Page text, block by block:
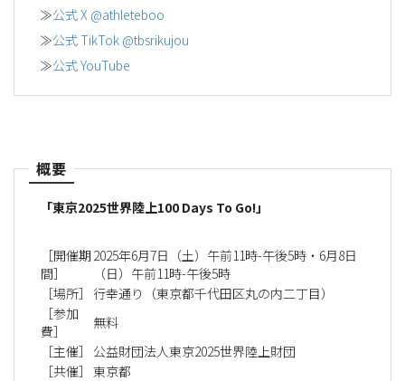
≫公式 X @athleteboo
≫公式 TikTok @tbsrikujou
≫公式 YouTube
概要
「東京2025世界陸上100 Days To Go!」
［開催期
間］
2025年6月7日（土）午前11時-午後5時・6月8日
（日）午前11時-午後5時
［場所］ 行幸通り（東京都千代田区丸の内二丁目）
［参加
費］
無料
［主催］
公益財団法人東京2025世界陸上財団
［共催］ 東京都